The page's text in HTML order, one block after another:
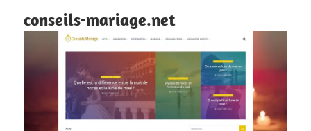
conseils-mariage.net